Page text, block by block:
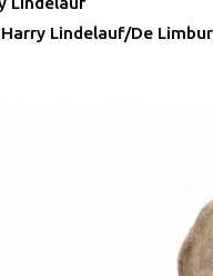
Lindelauf/De